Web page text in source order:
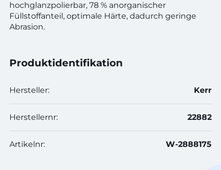
hochglanzpolierbar, 78 % anorganischer
Füllstoffanteil, optimale Härte, dadurch geringe
Abrasion.
Produktidentifikation
Hersteller: Kerr
Herstellernr: 22882
Artikelnr: W-2888175